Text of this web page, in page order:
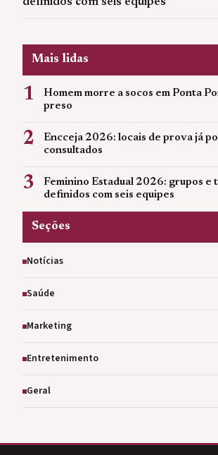
Mais lidas
1
Homem morre a socos em Ponta
preso
2
Encceja 2026: locais de prova já
consultados
3
Feminino Estadual 2026: grupos e
definidos com seis equipes
Seções
Notícias
Saúde
Marketing
Entretenimento
Geral